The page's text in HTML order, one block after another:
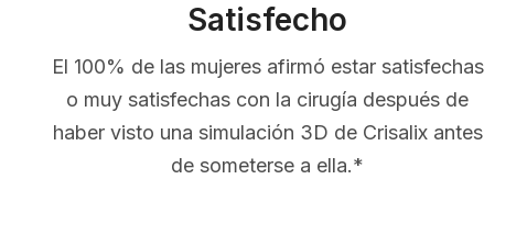
Satisfecho
El 100% de las mujeres afirmó estar satisfechas
o muy satisfechas con la cirugía después de
haber visto una simulación 3D de Crisalix antes
de someterse a ella.*